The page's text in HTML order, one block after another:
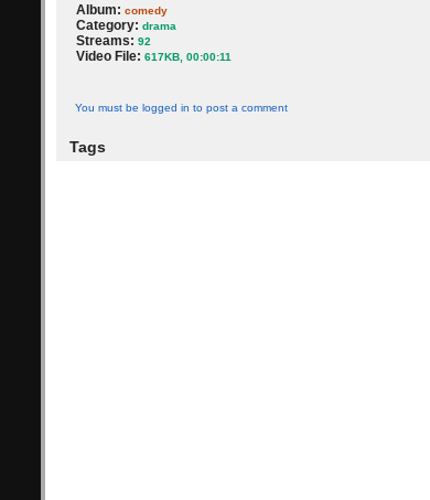
Album: comedy
Category: drama
Streams: 92
Video File: 617KB, 00:00:11
You must be logged in to post a comment
Tags